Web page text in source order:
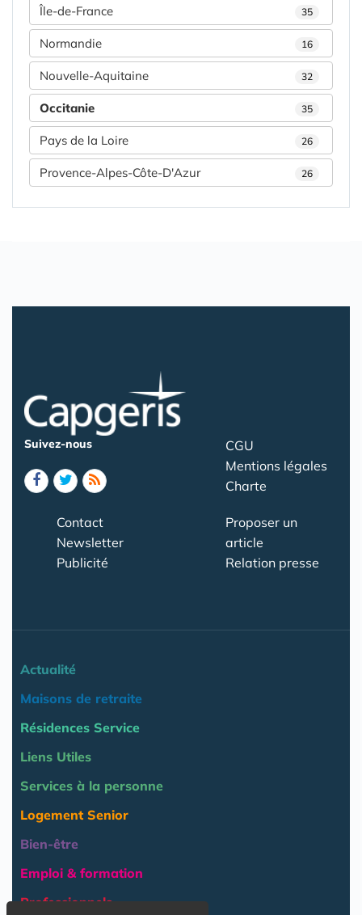
Île-de-France 35
Normandie 16
Nouvelle-Aquitaine 32
Occitanie 35
Pays de la Loire 26
Provence-Alpes-Côte-D'Azur 26
Suivez-nous
CGU
Mentions légales
Charte
Contact
Newsletter
Publicité
Proposer un
article
Relation presse
Actualité
Maisons de retraite
Résidences Service
Liens Utiles
Services à la personne
Logement Senior
Bien-être
Emploi & formation
Professionnels